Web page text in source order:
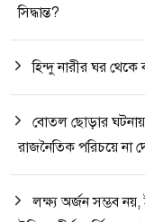
সিদ্ধান্ত?
হিন্দু নারীর ঘর
বোতল ছোড়ার ঘটনায়
রাজনৈতিক পরিচয়ে না
লক্ষ্য অর্জন সম্ভব